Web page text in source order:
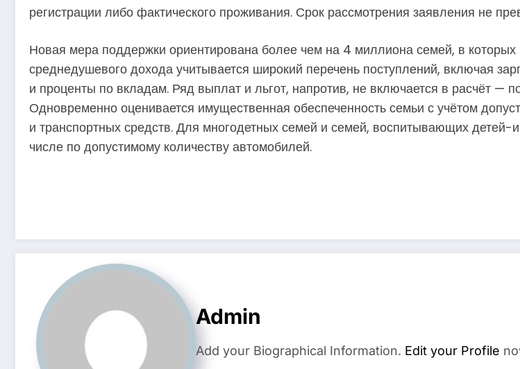
регистрации либо фактического проживания. Срок рассмотрения заявления не
Новая мера поддержки ориентирована более чем на 4 миллиона семей, в которых
среднедушевого дохода учитывается широкий перечень поступлений, включая
и проценты по вкладам. Ряд выплат и льгот, напротив, не включается в расчёт —
Одновременно оценивается имущественная обеспеченность семьи с учётом
и транспортных средств. Для многодетных семей и семей, воспитывающих
числе по допустимому количеству автомобилей.
Admin
Add your Biographical Information. Edit your Profile